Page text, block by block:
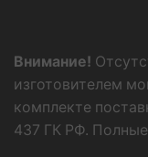
Внимание!
изготовителем
комплекте
437 ГК РФ.